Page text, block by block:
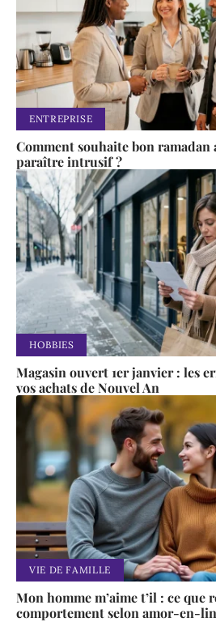
ENTREPRISE
Comment souhaite bon ramadan
paraître intrusif ?
HOBBIES
Magasin ouvert 1er janvier : les
vos achats de Nouvel An
VIE DE FAMILLE
Mon homme m’aime t’il : ce que
comportement selon amor-en-